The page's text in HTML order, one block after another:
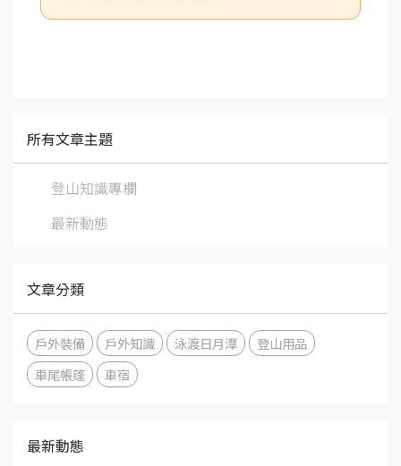
所有文章主題
登山知識專欄
最新動態
文章分類
戶外裝備 戶外知識 泳渡日月潭
登山用品
車尾帳篷
車宿
最新動態